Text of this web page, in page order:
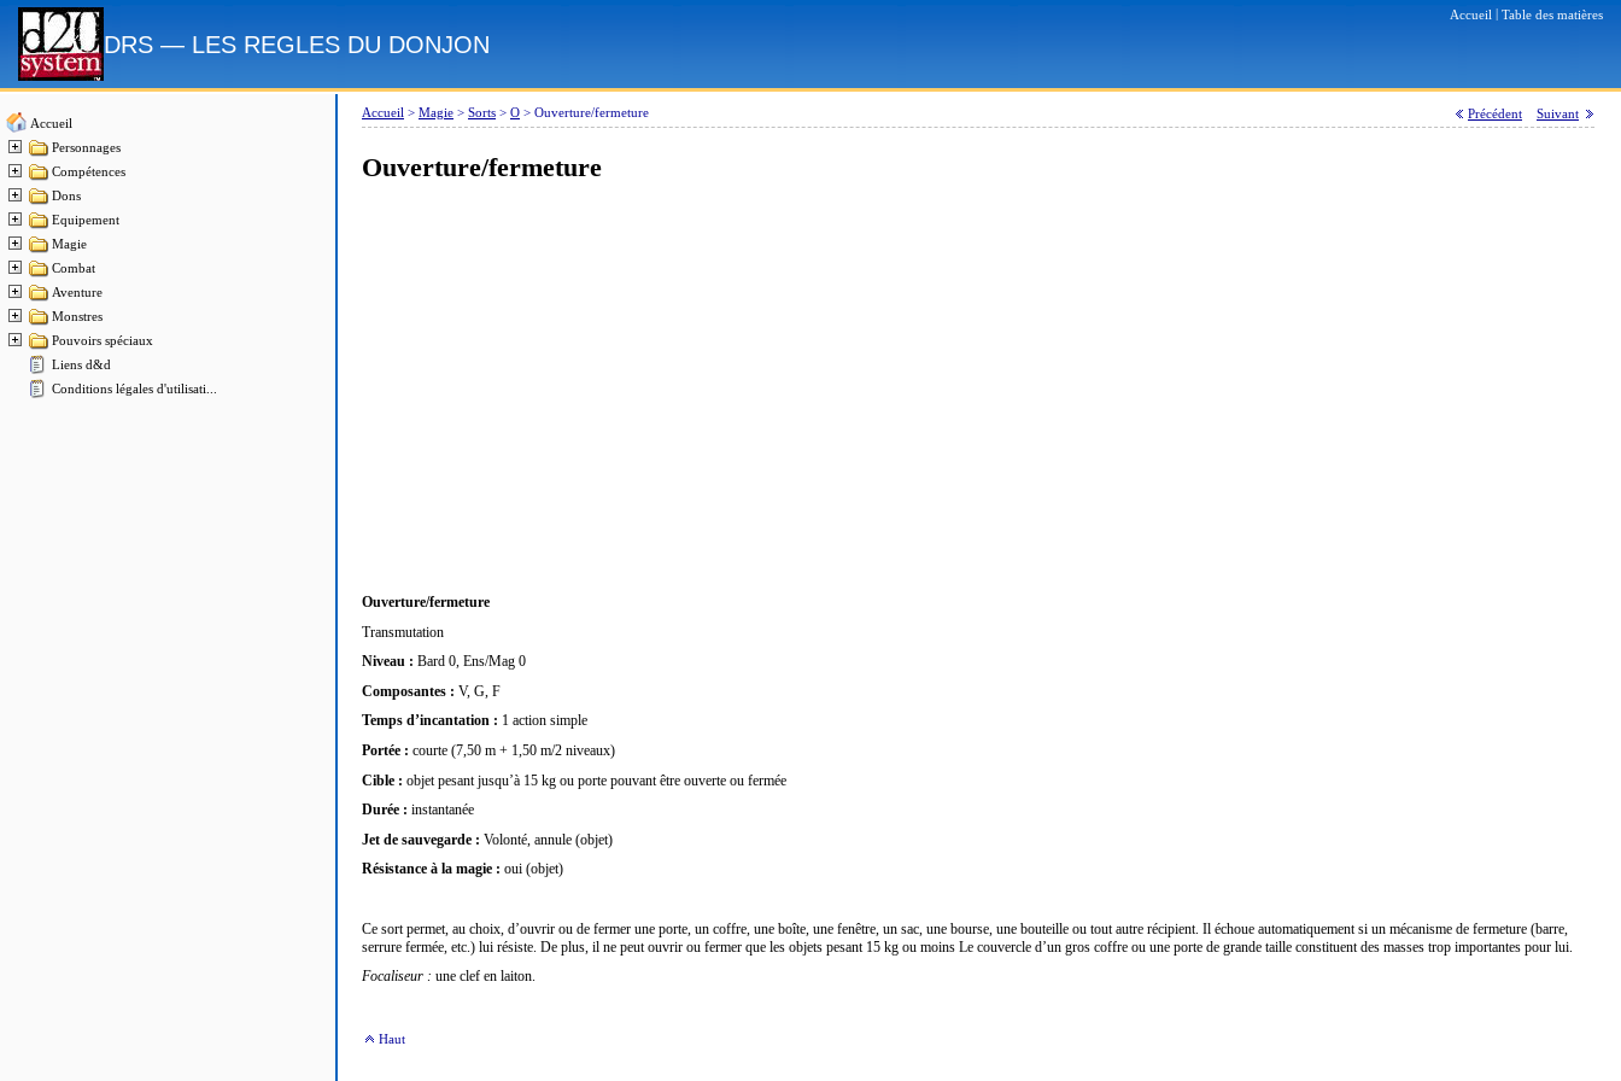
Accueil Table des matières
DRS — LES REGLES DU DONJON
Accueil
Personnages
Compétences
Dons
Equipement
Magie
Combat
Aventure
Monstres
Pouvoirs spéciaux
Liens d&d
Conditions légales d'utilisati...
Accueil > Magie > Sorts > O > Ouverture/fermeture Précédent Suivant
Ouverture/fermeture
Ouverture/fermeture
Transmutation
Niveau : Bard 0, Ens/Mag 0
Composantes : V, G, F
Temps d’incantation : 1 action simple
Portée : courte (7,50 m + 1,50 m/2 niveaux)
Cible : objet pesant jusqu’à 15 kg ou porte pouvant être ouverte ou fermée
Durée : instantanée
Jet de sauvegarde : Volonté, annule (objet)
Résistance à la magie : oui (objet)
Ce sort permet, au choix, d’ouvrir ou de fermer une porte, un coffre, une boîte, une fenêtre, un sac, une bourse, une bouteille ou tout autre récipient. Il échoue automatiquement si un mécanisme de fermeture (barre,
serrure fermée, etc.) lui résiste. De plus, il ne peut ouvrir ou fermer que les objets pesant 15 kg ou moins Le couvercle d’un gros coffre ou une porte de grande taille constituent des masses trop importantes pour lui.
Focaliseur : une clef en laiton.
Haut